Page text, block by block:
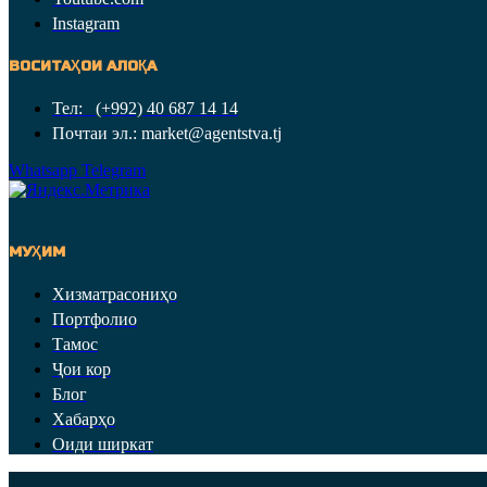
Instagram
ВОСИТАҲОИ АЛОҚА
Тел: (+992) 40 687 14 14
Почтаи эл.: market@agentstva.tj
Whatsapp Telegram
МУҲИМ
Хизматрасониҳо
Портфолио
Тамос
Ҷои кор
Блог
Хабарҳо
Оиди ширкат